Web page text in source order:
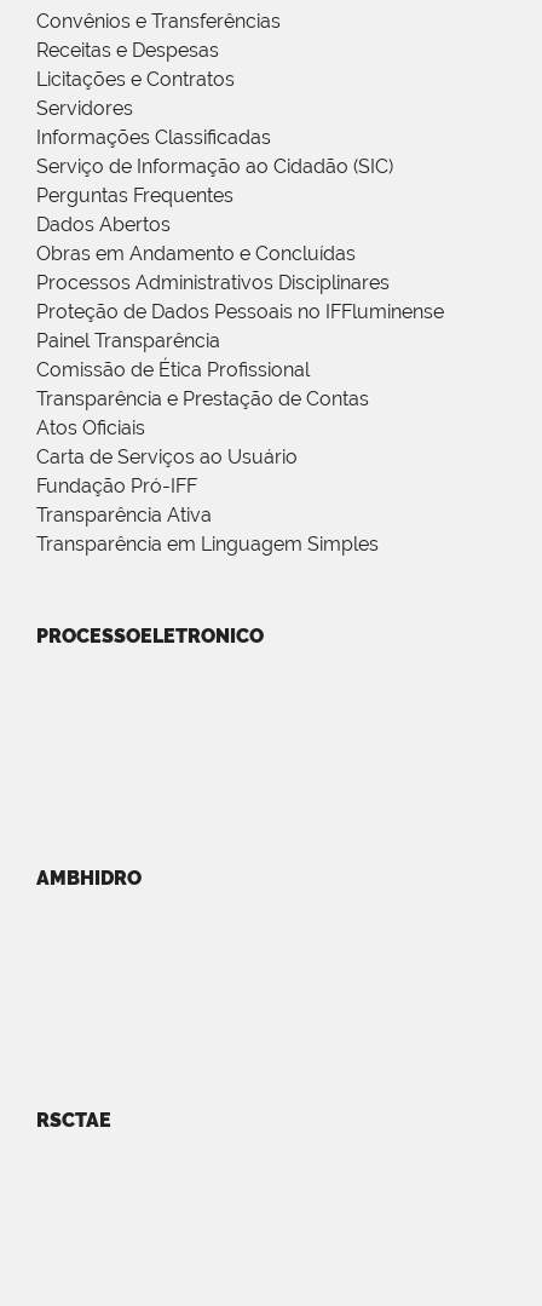
Convênios e Transferências
Receitas e Despesas
Licitações e Contratos
Servidores
Informações Classificadas
Serviço de Informação ao Cidadão (SIC)
Perguntas Frequentes
Dados Abertos
Obras em Andamento e Concluídas
Processos Administrativos Disciplinares
Proteção de Dados Pessoais no IFFluminense
Painel Transparência
Comissão de Ética Profissional
Transparência e Prestação de Contas
Atos Oficiais
Carta de Serviços ao Usuário
Fundação Pró-IFF
Transparência Ativa
Transparência em Linguagem Simples
PROCESSOELETRONICO
AMBHIDRO
RSCTAE